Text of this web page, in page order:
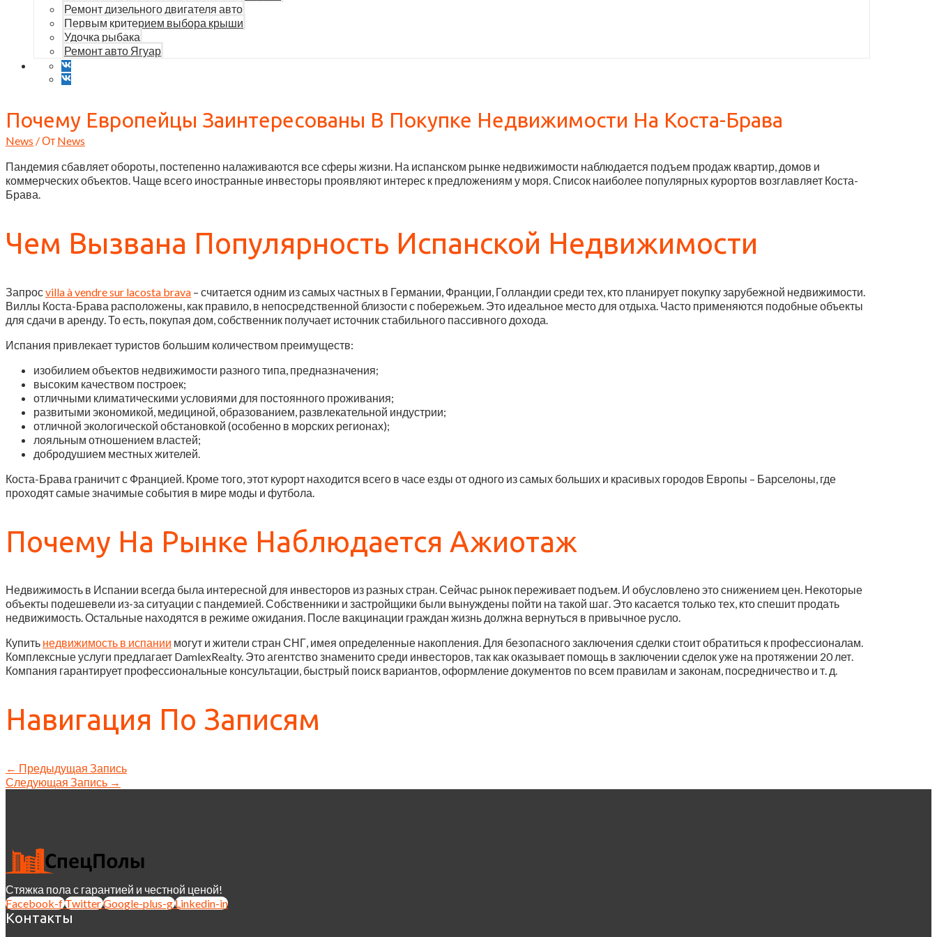
Ремонт дизельного двигателя авто
Первым критерием выбора крыши
Удочка рыбака
Ремонт авто Ягуар
Почему Европейцы Заинтересованы В Покупке Недвижимости На Коста-Брава
News / От News
Пандемия сбавляет обороты, постепенно налаживаются все сферы жизни. На испанском рынке недвижимости наблюдается подъем продаж квартир, домов и
коммерческих объектов. Чаще всего иностранные инвесторы проявляют интерес к предложениям у моря. Список наиболее популярных курортов возглавляет Коста-
Брава.
Чем Вызвана Популярность Испанской Недвижимости
Запросvilla à vendre sur lacosta brava – считается одним из самых частных в Германии, Франции, Голландии среди тех, кто планирует покупку зарубежной недвижимости.
Виллы Коста-Брава расположены, как правило, в непосредственной близости с побережьем. Это идеальное место для отдыха. Часто применяются подобные объекты
для сдачи в аренду. То есть, покупая дом, собственник получает источник стабильного пассивного дохода.
Испания привлекает туристов большим количеством преимуществ:
изобилием объектов недвижимости разного типа, предназначения;
высоким качеством построек;
отличными климатическими условиями для постоянного проживания;
развитыми экономикой, медициной, образованием, развлекательной индустрии;
отличной экологической обстановкой (особенно в морских регионах);
лояльным отношением властей;
добродушием местных жителей.
Коста-Брава граничит с Францией. Кроме того, этот курорт находится всего в часе езды от одного из самых больших и красивых городов Европы – Барселоны, где
проходят самые значимые события в мире моды и футбола.
Почему На Рынке Наблюдается Ажиотаж
Недвижимость в Испании всегда была интересной для инвесторов из разных стран. Сейчас рынок переживает подъем. И обусловлено это снижением цен. Некоторые
объекты подешевели из-за ситуации с пандемией. Собственники и застройщики были вынуждены пойти на такой шаг. Это касается только тех, кто спешит продать
недвижимость. Остальные находятся в режиме ожидания. После вакцинации граждан жизнь должна вернуться в привычное русло.
Купить недвижимость в испании могут и жители стран СНГ, имея определенные накопления. Для безопасного заключения сделки стоит обратиться к профессионалам.
Комплексные услуги предлагает DamlexRealty. Это агентство знаменито среди инвесторов, так как оказывает помощь в заключении сделок уже на протяжении 20 лет.
Компания гарантирует профессиональные консультации, быстрый поиск вариантов, оформление документов по всем правилам и законам, посредничество и т. д.
Навигация По Записям
← Предыдущая Запись
Следующая Запись →
Стяжка пола с гарантией и честной ценой!
Facebook-fTwitterGoogle-plus-gLinkedin-in
Контакты